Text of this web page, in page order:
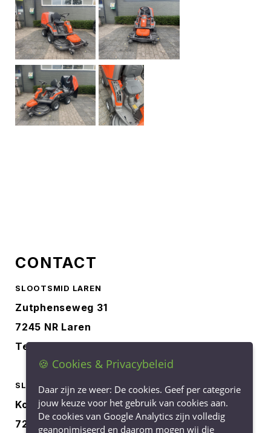
CONTACT
SLOOTSMID LAREN
Zutphenseweg 31
7245 NR Laren
Tel.
SLOOTSMID BORCULO
Korenbree 40a
7271 LH Borculo
🍪 Cookies & Privacybeleid
Daar zijn ze weer: De cookies. Geef per categorie
jouw keuze voor het gebruik van cookies aan.
De cookies van Google Analytics zijn volledig
geanonimiseerd en daarom mogen wij die